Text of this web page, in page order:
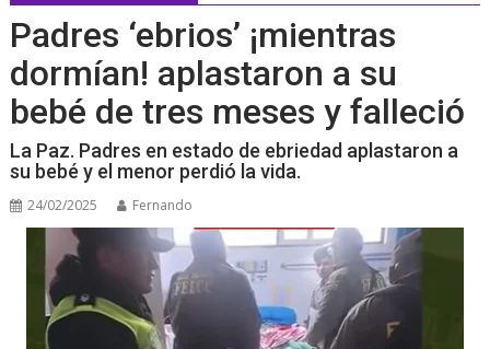
Padres ‘ebrios’ ¡mientras
dormían! aplastaron a su
bebé de tres meses y falleció
La Paz. Padres en estado de ebriedad aplastaron a
su bebé y el menor perdió la vida.
24/02/2025 Fernando